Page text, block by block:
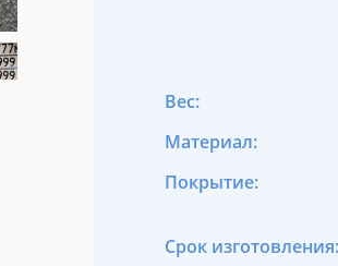
Вес:
Материал:
Покрытие:
Срок изготовления: